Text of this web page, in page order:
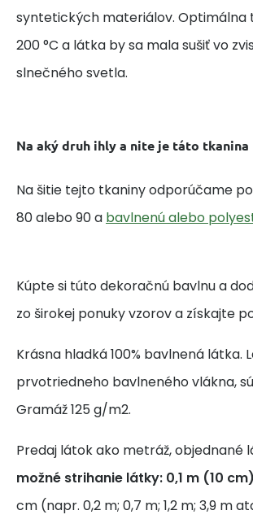
syntetických materiálov. Optimálna
200 °C a látka by sa mala sušiť vo
slnečného svetla.
Na aký druh ihly a nite je táto tkanina
Na šitie tejto tkaniny odporúčame
80 alebo 90 a bavlnenú alebo
Kúpte si túto dekoračnú bavlnu a
zo širokej ponuky vzorov a získajte
Krásna hladká 100% bavlnená látka.
prvotriedneho bavlneného vlákna,
Gramáž 125 g/m2.
Predaj látok ako metráž, objednané
možné strihanie látky: 0,1 m (10 cm)
cm (napr. 0,2 m; 0,7 m; 1,2 m; 3,9 m